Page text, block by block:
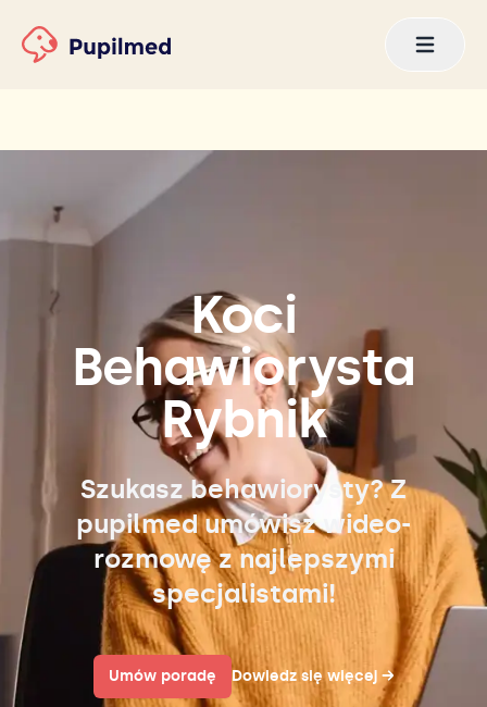
Koci
Behawiorysta
Rybnik
Szukasz behawiorysty? Z
pupilmed umówisz wideo-
rozmowę z najlepszymi
specjalistami!
Umów poradę Dowiedz się więcej →